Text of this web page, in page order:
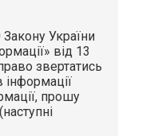
Закону України
від 13
звертатись
інформації
прошу